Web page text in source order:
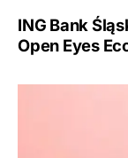
ING Bank
Open Eyes